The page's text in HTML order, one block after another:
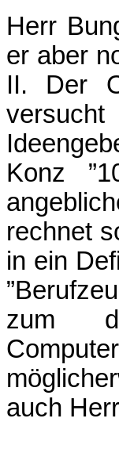
Herr
er aber
II. Der
Konz
rechnet
in ein
zum
auch